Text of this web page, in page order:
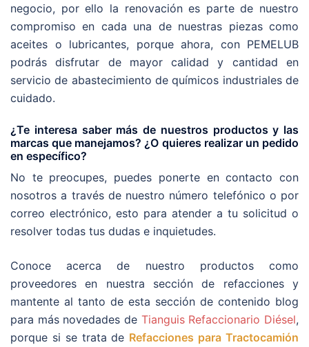
negocio, por ello la renovación es parte de nuestro
compromiso en cada una de nuestras piezas como
aceites o lubricantes, porque ahora, con PEMELUB
podrás disfrutar de mayor calidad y cantidad en
servicio de abastecimiento de químicos industriales de
cuidado.
¿Te interesa saber más de nuestros productos y las
marcas que manejamos? ¿O quieres realizar un pedido
en específico?
No te preocupes, puedes ponerte en contacto con
nosotros a través de nuestro número telefónico o por
correo electrónico, esto para atender a tu solicitud o
resolver todas tus dudas e inquietudes.
Conoce acerca de nuestro productos como
proveedores en nuestra sección de refacciones y
mantente al tanto de esta sección de contenido blog
para más novedades de Tianguis Refaccionario Diésel,
porque si se trata de Refacciones para Tractocamión